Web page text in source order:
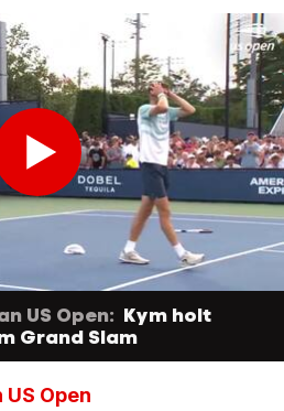
US Open: Kym holt
Grand Slam
Open